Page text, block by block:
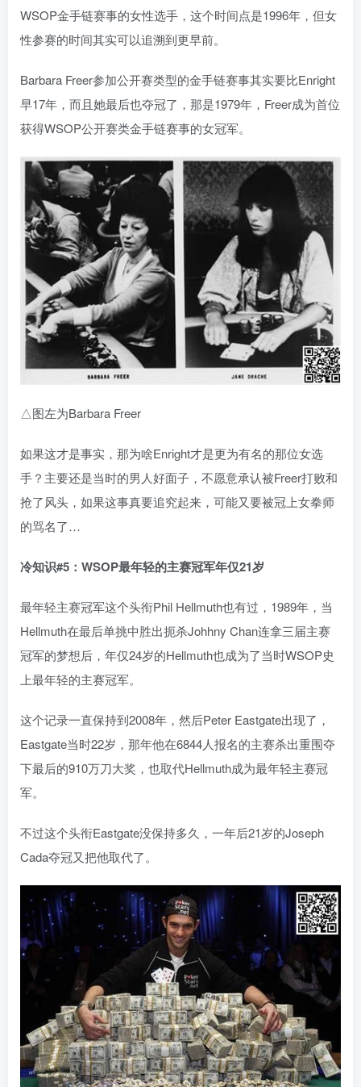
WSOP金手链赛事的女性选手，这个时间点是1996年，但女
性参赛的时间其实可以追溯到更早前。
Barbara Freer参加公开赛类型的金手链赛事其实要比Enright
早17年，而且她最后也夺冠了，那是1979年，Freer成为首位
获得WSOP公开赛类金手链赛事的女冠军。
△图左为Barbara Freer
如果这才是事实，那为啥Enright才是更为有名的那位女选
手？主要还是当时的男人好面子，不愿意承认被Freer打败和
抢了风头，如果这事真要追究起来，可能又要被冠上女拳师
的骂名了…
冷知识#5 ：WSOP最年轻的主赛冠军年仅21岁
最年轻主赛冠军这个头衔Phil Hellmuth也有过，1989年，当
Hellmuth在最后单挑中胜出扼杀Johhny Chan连拿三届主赛
冠军的梦想后，年仅24岁的Hellmuth也成为了当时WSOP史
上最年轻的主赛冠军。
这个记录一直保持到2008年，然后Peter Eastgate出现了，
Eastgate当时22岁，那年他在6844人报名的主赛杀出重围夺
下最后的910万刀大奖，也取代Hellmuth成为最年轻主赛冠
军。
不过这个头衔Eastgate没保持多久，一年后21岁的Joseph
Cada夺冠又把他取代了。